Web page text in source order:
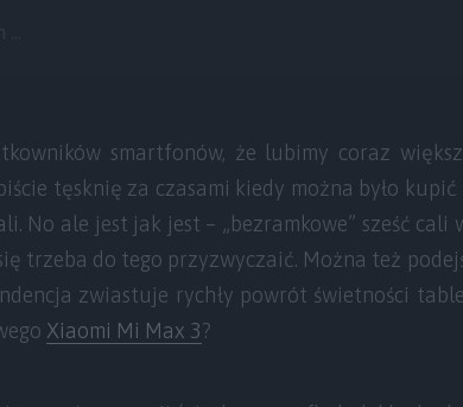
smartfonów, że lubimy coraz
tęsknię za czasami kiedy można było
No ale jest jak jest – „bezramkowe” sześć
trzeba do tego przyzwyczaić. Można też
zwiastuje rychły powrót świetności
Xiaomi Mi Max 3?